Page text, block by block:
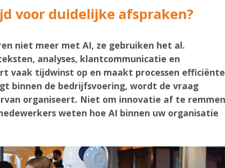
voor duidelijke afspraken?
niet meer met AI, ze gebruiken het al.
analyses, klantcommunicatie en
vaak tijdwinst op en maakt processen
binnen de bedrijfsvoering, wordt de vraag
organiseert. Niet om innovatie af te
weten hoe AI binnen uw organisatie